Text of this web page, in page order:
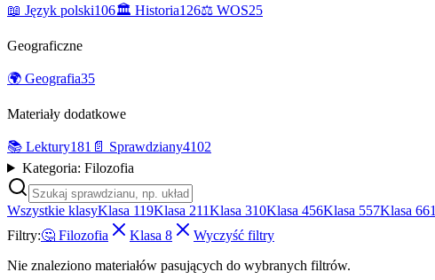
📖 Język polski106🏛️ Historia126⚖️ WOS25
Geograficzne
🌍 Geografia35
Materiały dodatkowe
📚 Lektury181 📄 Sprawdziany4102
Kategoria: Filozofia
Wszystkie klasyKlasa 119Klasa 211Klasa 310Klasa 456Klasa 557Klasa 661
Filtry:🤔 Filozofia Klasa 8
Wyczyść filtry
Nie znaleziono materiałów pasujących do wybranych filtrów.